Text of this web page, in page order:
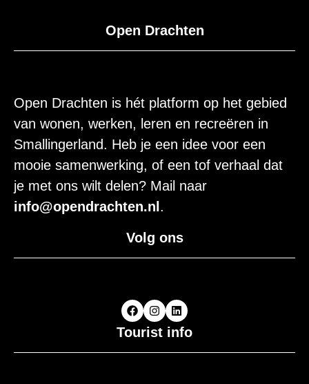
Open Drachten
Open Drachten is hét platform op het gebied
van wonen, werken, leren en recreëren in
Smallingerland. Heb je een idee voor een
mooie samenwerking, of een tof verhaal dat
je met ons wilt delen? Mail naar
info@opendrachten.nl .
Volg ons
Tourist info